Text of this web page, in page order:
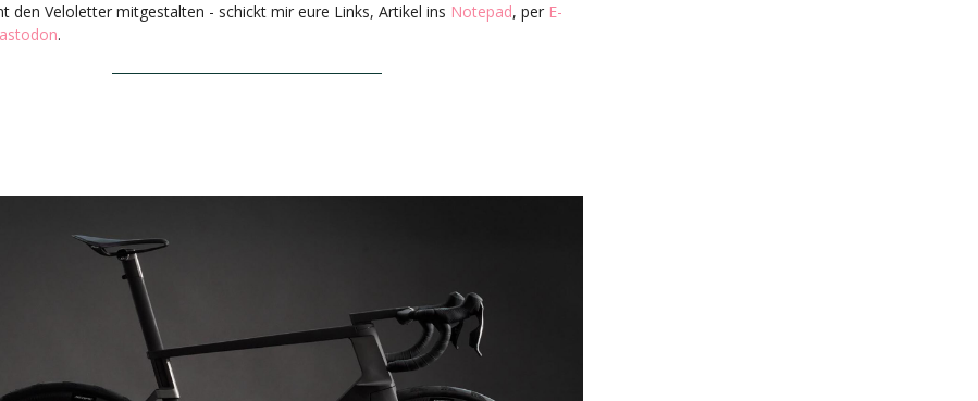
den Veloletter mitgestalten - schickt mir eure Links, Artikel ins Notepad, per E-
.